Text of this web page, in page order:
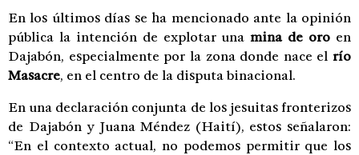
En los últimos días se ha mencionado ante la opinión
pública la intención de explotar unamina de oro en
Dajabón, especialmente por la zona donde nace el río
Masacre, en el centro de la disputa binacional.
En una declaración conjunta de los jesuitas fronterizos
de Dajabón y Juana Méndez (Haití), estos señalaron:
“En el contexto actual, no podemos permitir que los